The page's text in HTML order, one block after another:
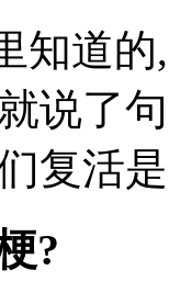
知道
说了
复活
?